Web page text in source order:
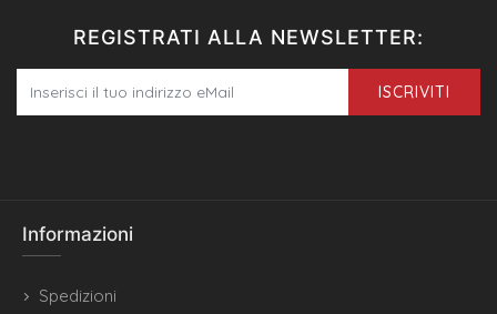
REGISTRATI ALLA NEWSLETTER:
ISCRIVITI
Informazioni
Spedizioni